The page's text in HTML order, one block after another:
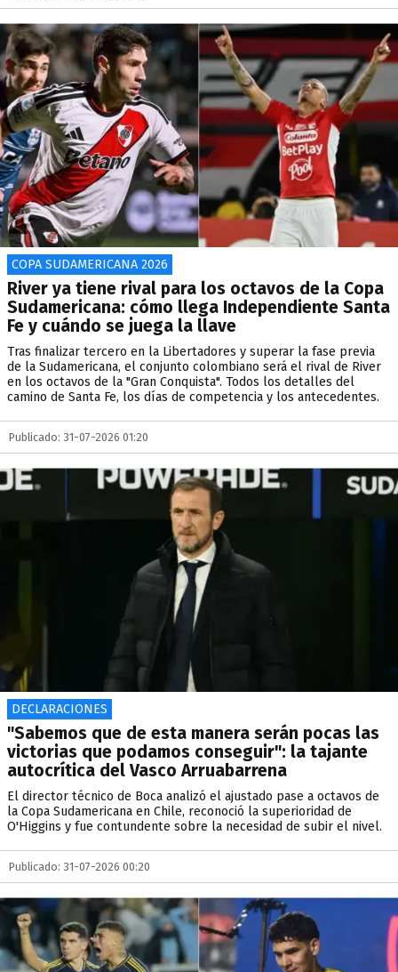
COPA SUDAMERICANA 2026
River ya tiene rival para los octavos de la Copa
Sudamericana: cómo llega Independiente Santa
Fe y cuándo se juega la llave
Tras finalizar tercero en la Libertadores y superar la fase previa
de la Sudamericana, el conjunto colombiano será el rival de River
en los octavos de la "Gran Conquista". Todos los detalles del
camino de Santa Fe, los días de competencia y los antecedentes.
Publicado: 31-07-2026 01:20
DECLARACIONES
"Sabemos que de esta manera serán pocas las
victorias que podamos conseguir": la tajante
autocrítica del Vasco Arruabarrena
El director técnico de Boca analizó el ajustado pase a octavos de
la Copa Sudamericana en Chile, reconoció la superioridad de
O'Higgins y fue contundente sobre la necesidad de subir el nivel.
Publicado: 31-07-2026 00:20